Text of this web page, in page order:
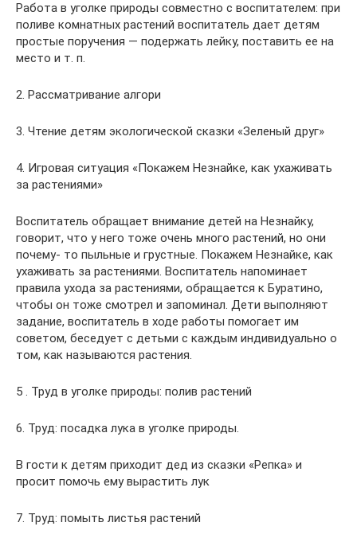
Работа в уголке природы совместно с воспитателем: при
поливе комнатных растений воспитатель дает детям
простые поручения — подержать лейку, поставить ее на
место и т. п.
2. Рассматривание алгори
3. Чтение детям экологической сказки «Зеленый друг»
4. Игровая ситуация «Покажем Незнайке, как ухаживать
за растениями»
Воспитатель обращает внимание детей на Незнайку,
говорит, что у него тоже очень много растений, но они
почему- то пыльные и грустные. Покажем Незнайке, как
ухаживать за растениями. Воспитатель напоминает
правила ухода за растениями, обращается к Буратино,
чтобы он тоже смотрел и запоминал. Дети выполняют
задание, воспитатель в ходе работы помогает им
советом, беседует с детьми с каждым индивидуально о
том, как называются растения.
5 . Труд в уголке природы: полив растений
6. Труд: посадка лука в уголке природы.
В гости к детям приходит дед из сказки «Репка» и
просит помочь ему вырастить лук
7. Труд: помыть листья растений